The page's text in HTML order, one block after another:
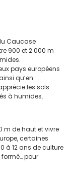
Caucase
900 et 2 000 m
pays européens
qu’en
les sols
à humides.
m de haut et vivre
certaines
à 12 ans de culture
pour